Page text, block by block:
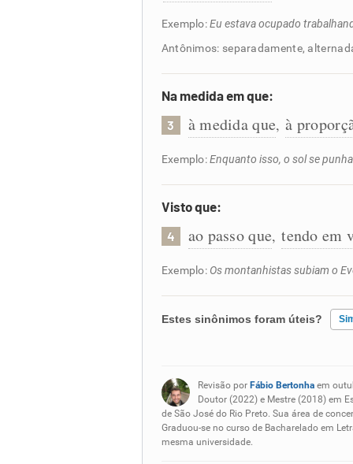
Exemplo:Eu estava ocupado
Antônimos: separadamente,
Na medida em que:
3 à medida que, à
Exemplo:Enquanto isso, o sol se
Visto que:
4 ao passo que, tendo em
Exemplo: Os montanhistas subiam o
Estes sinônimos foram úteis?
Nenhum dos sinônimos
Outro
Revisão por Fábio Bertonhaem
Doutor (2022) e Mestre (2018) em
de São José do Rio Preto. Sua área de
Graduou-se no curso de Bacharelado em
mesma universidade.